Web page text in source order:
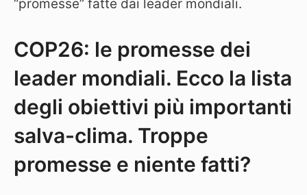
“promesse” fatte dai leader mondiali.
COP26: le promesse dei
leader mondiali. Ecco la lista
degli obiettivi più importanti
salva-clima. Troppe
promesse e niente fatti?